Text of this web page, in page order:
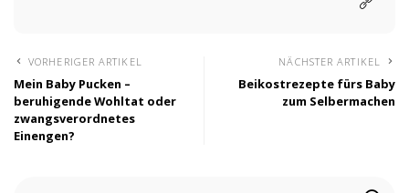
VORHERIGER ARTIKEL
Mein Baby Pucken –
beruhigende Wohltat oder
zwangsverordnetes
Einengen?
NÄCHSTER ARTIKEL
Beikostrezepte fürs Baby
zum Selbermachen